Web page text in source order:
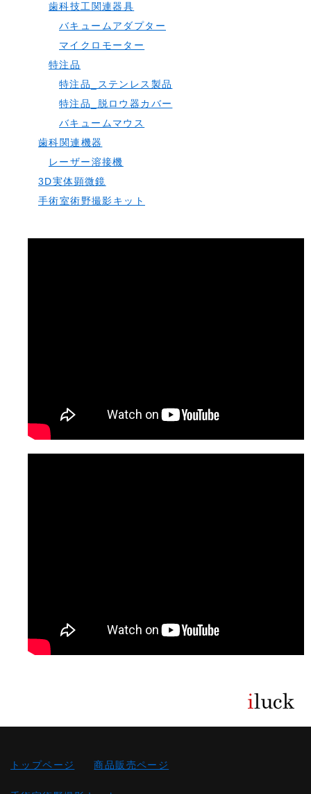
歯科技工関連器具
バキュームアダプター
マイクロモーター
特注品
特注品_ステンレス製品
特注品_脱ロウ器カバー
バキュームマウス
歯科関連機器
レーザー溶接機
3D実体顕微鏡
手術室術野撮影キット
トップページ 商品販売ページ